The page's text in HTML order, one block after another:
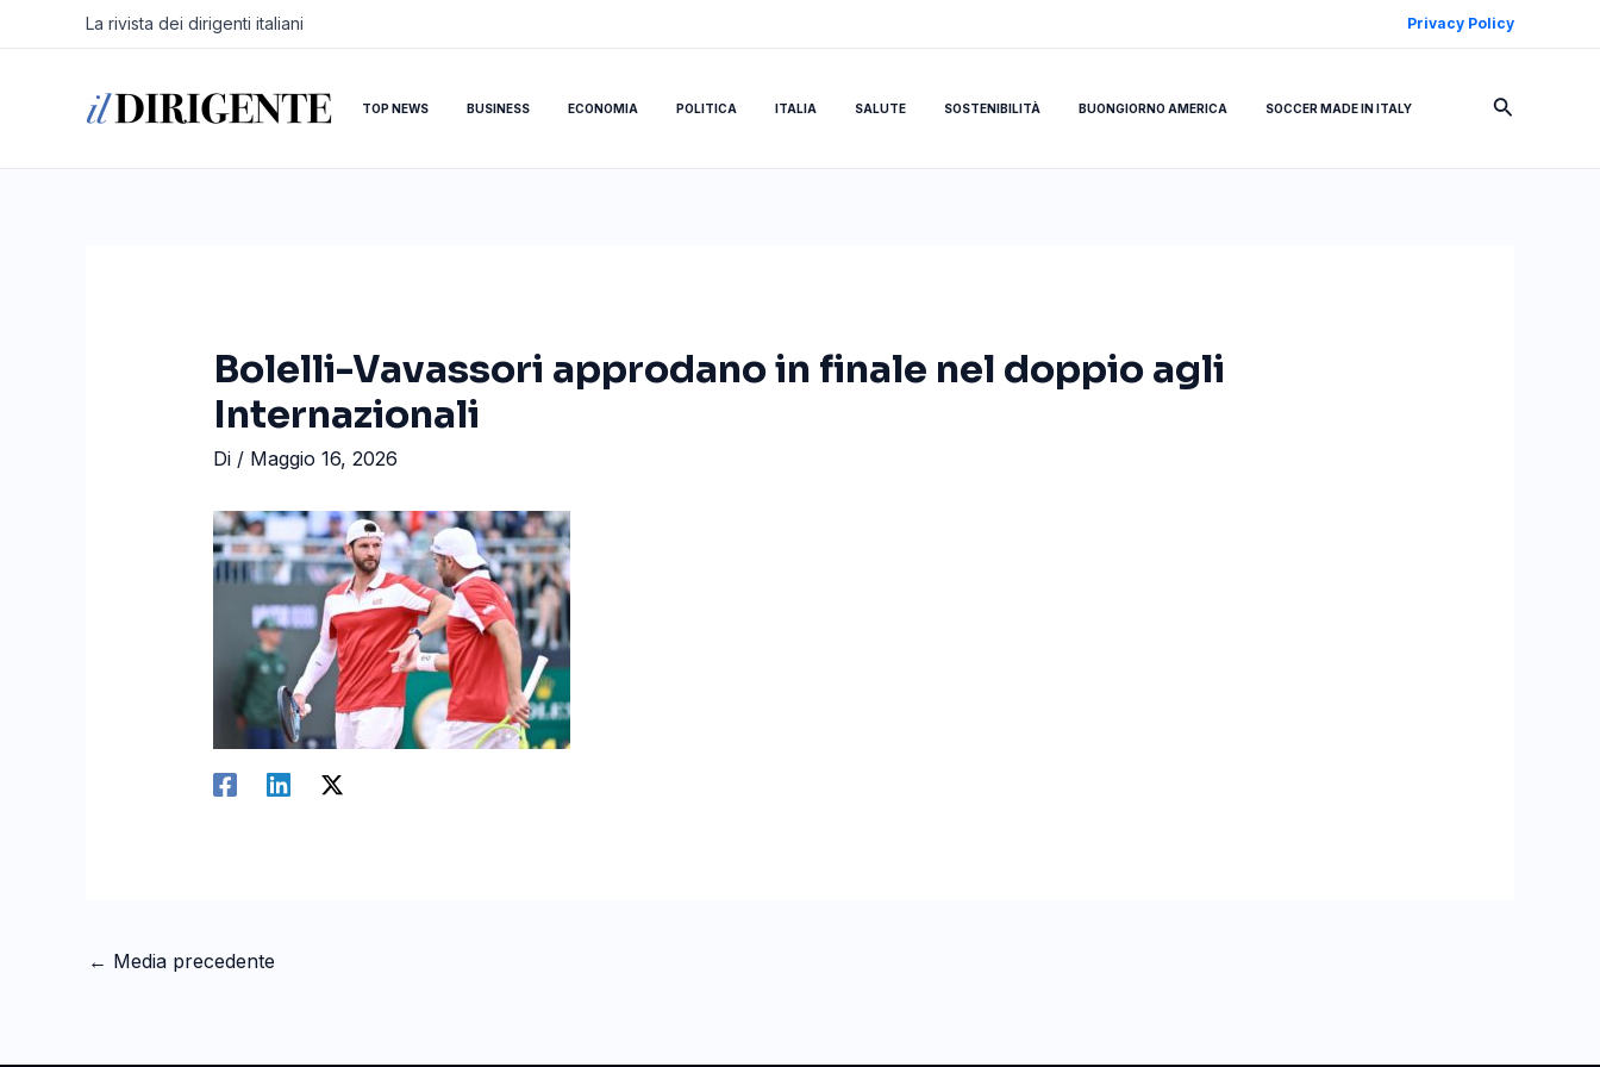
La rivista dei dirigenti italiani Privacy Policy
TOP NEWS BUSINESS ECONOMIA POLITICA ITALIA SALUTE SOSTENIBILITÀ BUONGIORNO AMERICA SOCCER MADE IN ITALY Cerca
Bolelli-Vavassori approdano in finale nel doppio agli
Internazionali
Di / Maggio 16, 2026
Navigazione
← Media precedente